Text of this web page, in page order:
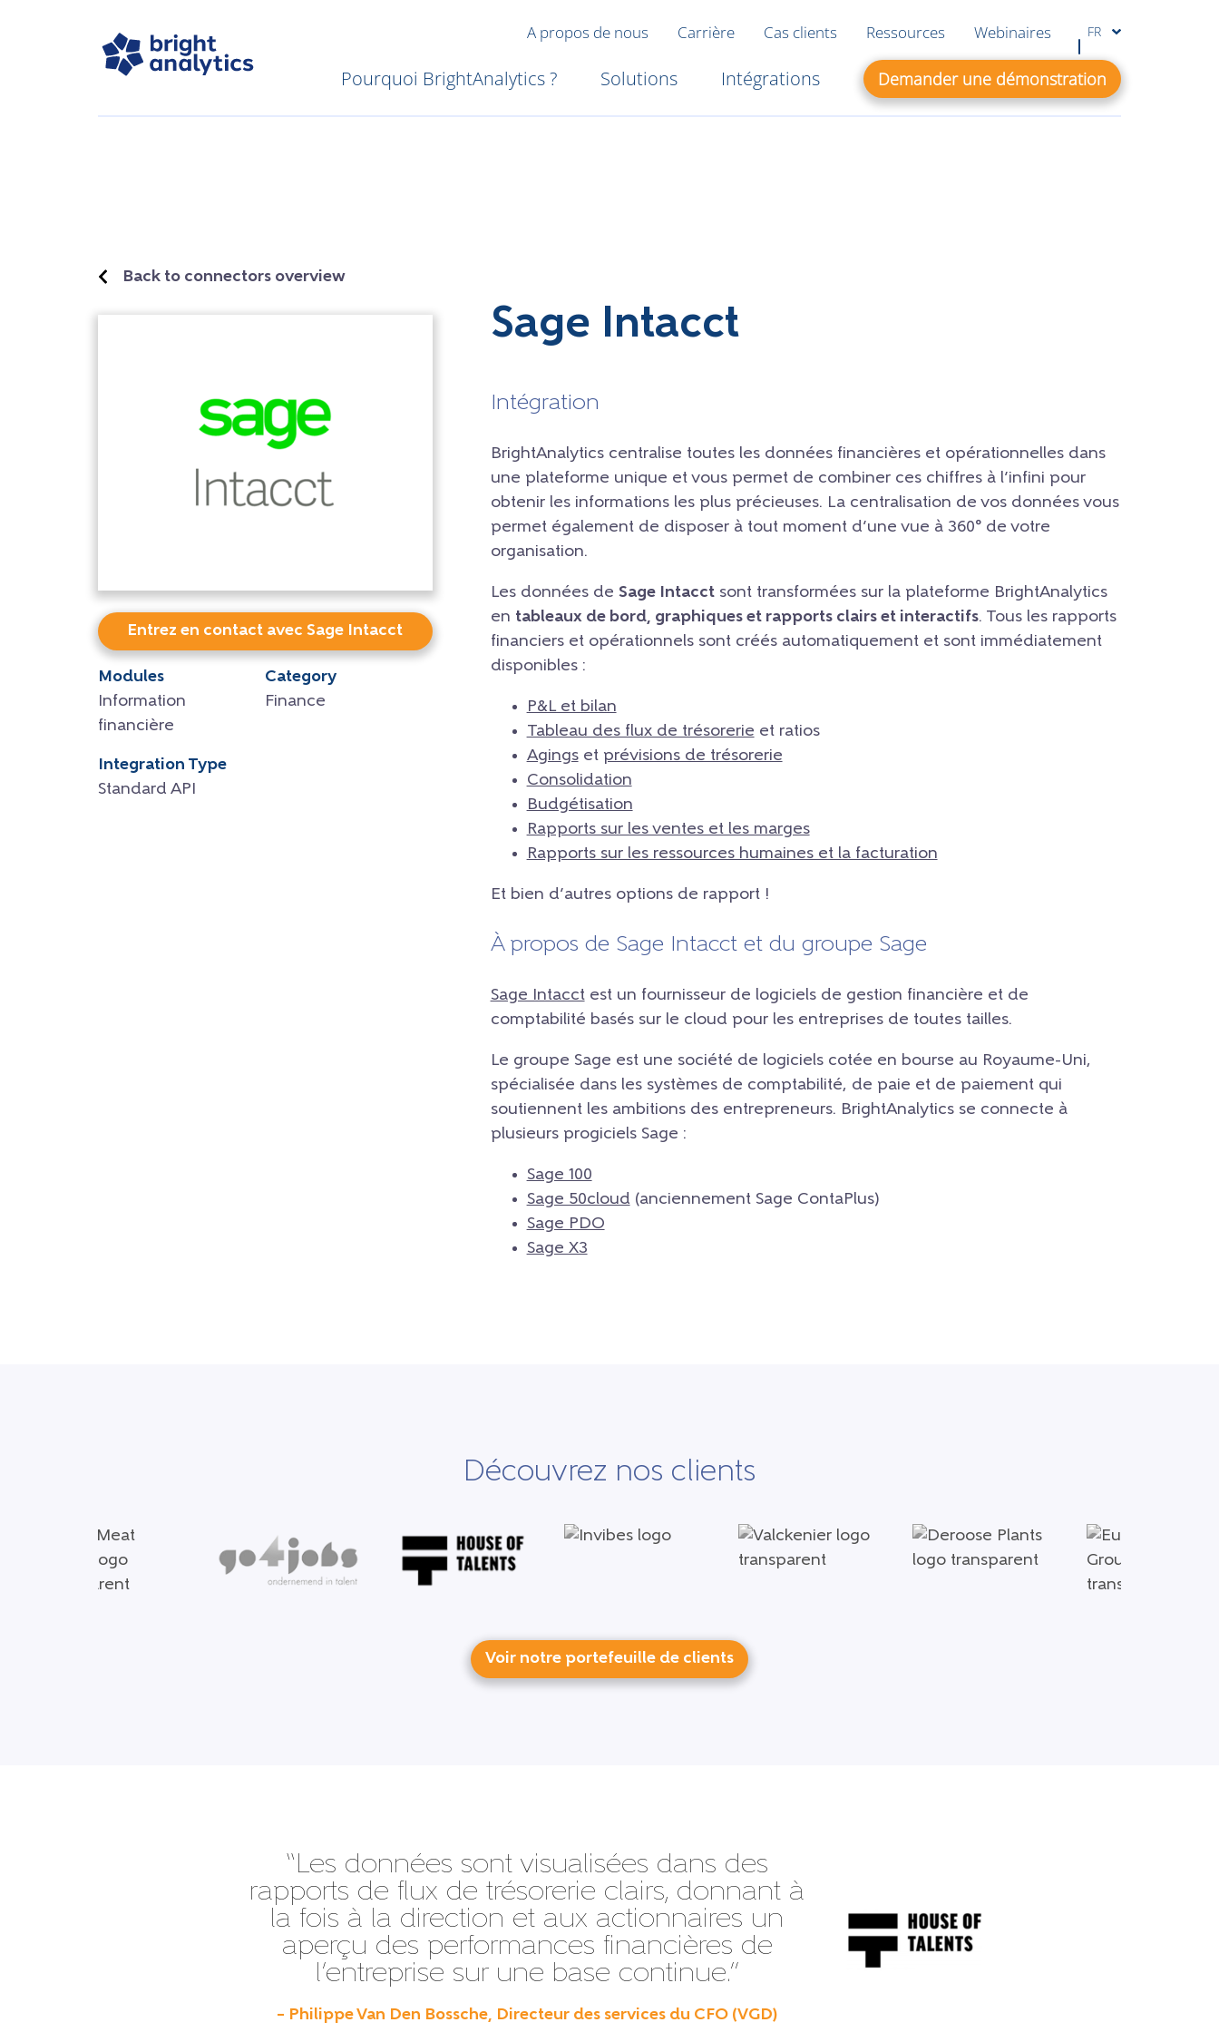
A propos de nous Carrière Cas clients Ressources Webinaires FR
Pourquoi BrightAnalytics ? Solutions Intégrations Demander une démonstration
Back to connectors overview
Entrez en contact avec Sage Intacct
Modules
Information
financière
Category
Finance
Integration Type
Standard API
Sage Intacct
Intégration
BrightAnalytics centralise toutes les données financières et opérationnelles dans
une plateforme unique et vous permet de combiner ces chiffres à l’infini pour
obtenir les informations les plus précieuses. La centralisation de vos données vous
permet également de disposer à tout moment d’une vue à 360° de votre
organisation.
Les données de Sage Intacctsont transformées sur la plateforme BrightAnalytics
en tableaux de bord, graphiques et rapports clairs et interactifs. Tous les rapports
financiers et opérationnels sont créés automatiquement et sont immédiatement
disponibles :
P&L et bilan
Tableau des flux de trésorerie et ratios
Agingset prévisions de trésorerie
Consolidation
Budgétisation
Rapports sur les ventes et les marges
Rapports sur les ressources humaines et la facturation
Et bien d’autres options de rapport !
À propos de Sage Intacct et du groupe Sage
Sage Intacctest un fournisseur de logiciels de gestion financière et de
comptabilité basés sur le cloud pour les entreprises de toutes tailles.
Le groupe Sage est une société de logiciels cotée en bourse au Royaume-Uni,
spécialisée dans les systèmes de comptabilité, de paie et de paiement qui
soutiennent les ambitions des entrepreneurs. BrightAnalytics se connecte à
plusieurs progiciels Sage :
Sage 100
Sage 50cloud (anciennement Sage ContaPlus)
Sage PDO
Sage X3
Découvrez nos clients
Voir notre portefeuille de clients
“Les données sont visualisées dans des
rapports de flux de trésorerie clairs, donnant à
la fois à la direction et aux actionnaires un
aperçu des performances financières de
l’entreprise sur une base continue.”
– Philippe Van Den Bossche, Directeur des services du CFO (VGD)